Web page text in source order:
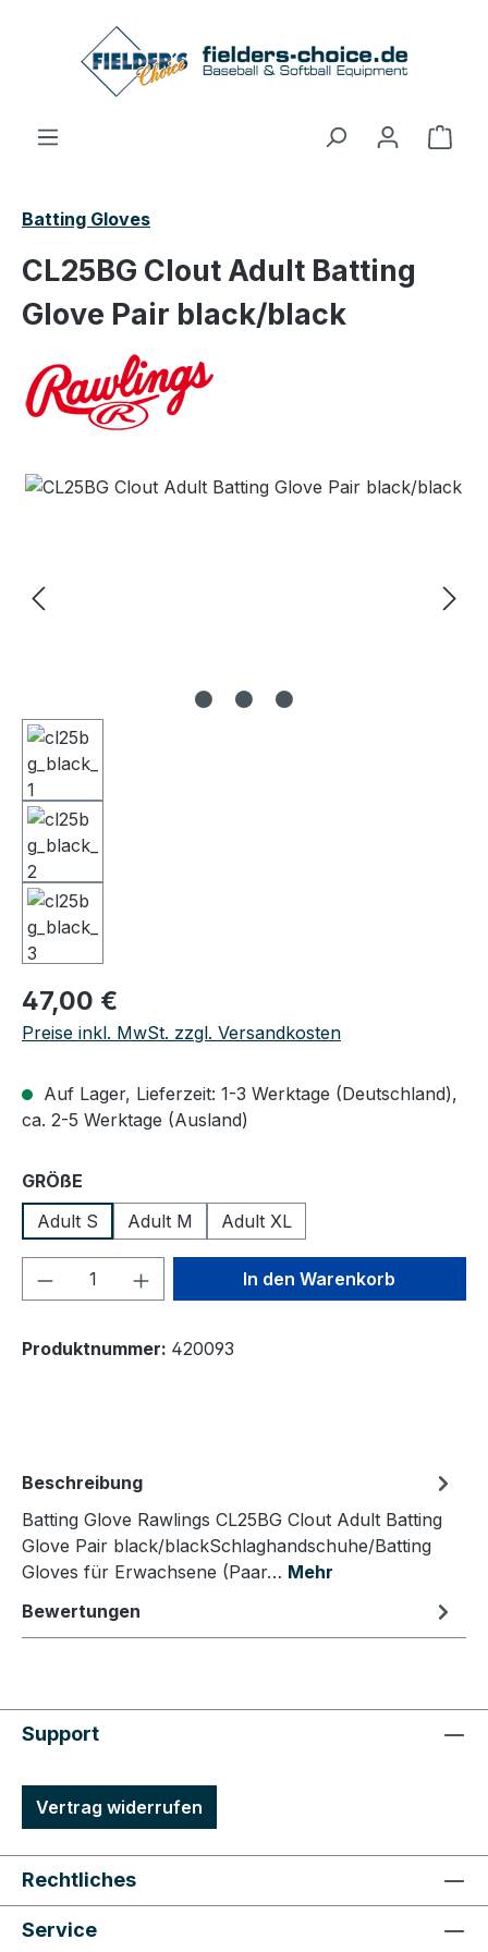
Zum Hauptinhalt springen
Batting Gloves
CL25BG Clout Adult Batting
Glove Pair black/black
Bildergalerie überspringen
Regulärer Preis:
47,00 €
Preise inkl. MwSt. zzgl. Versandkosten
Auf Lager, Lieferzeit: 1-3 Werktage (Deutschland),
ca. 2-5 Werktage (Ausland)
GRÖßE
Adult S
Adult M Adult XL
Produkt Anzahl: Gib denIn den Warenkorb
Produktnummer: 420093
Beschreibung
Batting Glove Rawlings CL25BG Clout Adult Batting
Glove Pair black/blackSchlaghandschuhe/Batting
Gloves für Erwachsene (Paar… Mehr
Bewertungen
Support
Vertrag widerrufen
Rechtliches
Service